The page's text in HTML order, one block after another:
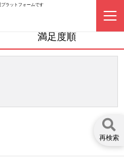
プラットフォームです
満足度順
再検索